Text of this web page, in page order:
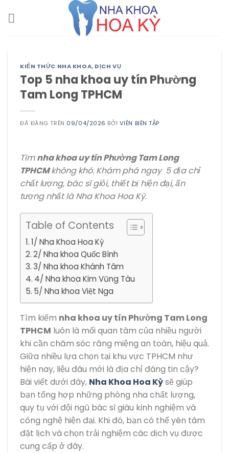
đến
KIẾN THỨC NHA KHOA, DỊCH VỤ
Top 5 nha khoa uy tín Phường
Tam Long TPHCM
ĐÃ ĐĂNG TRÊN 09/04/2026 BỞI VIÊN BIÊN TẬP
Tìmnha khoa uy tín Phường Tam Long
TPHCMkhông khó. Khám phá ngay 5 địa chỉ
chất lượng, bác sĩ giỏi, thiết bị hiện đại, ấn
tượng nhất là Nha Khoa Hoa Kỳ.
Table of Contents
1/ Nha Khoa Hoa Kỳ
2/ Nha khoa Quốc Bình
3/ Nha khoa Khánh Tâm
4/ Nha khoa Kim Vũng Tàu
5/ Nha khoa Việt Nga
Tìm kiếm nha khoa uy tín Phường Tam Long
TPHCM luôn là mối quan tâm của nhiều người
khi cần chăm sóc răng miệng an toàn, hiệu quả.
Giữa nhiều lựa chọn tại khu vực TPHCM như
hiện nay, liệu đâu mới là địa chỉ đáng tin cậy?
Bài viết dưới đây, Nha Khoa Hoa Kỳsẽ giúp
bạn tổng hợp những phòng nha chất lượng,
quy tụ với đội ngũ bác sĩ giàu kinh nghiệm và
công nghệ hiện đại. Khi đó, bạn có thể yên tâm
đặt lịch và chọn trải nghiệm các dịch vụ được
cung cấp ở đây.